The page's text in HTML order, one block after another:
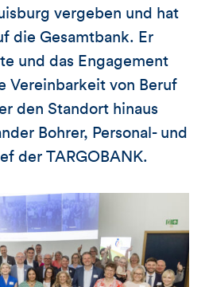
vergeben und hat
die Gesamtbank. Er
und das Engagement
Vereinbarkeit von Beruf
den Standort hinaus
Bohrer, Personal- und
der TARGOBANK.